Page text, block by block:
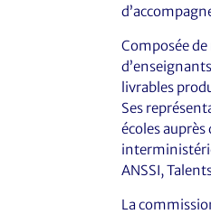
Composée
livrables
Ses
écoles
ANSSI,
La